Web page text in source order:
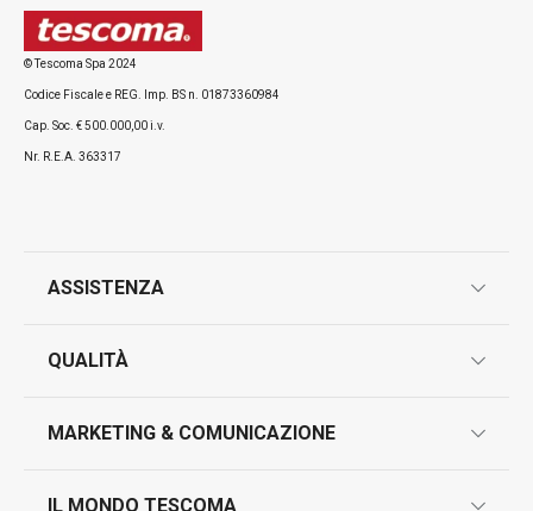
Tutti i prodotti della linea FRESHBOX
© Tescoma Spa 2024
Codice Fiscale e REG. Imp. BS n. 01873360984
Cap. Soc. € 500.000,00 i.v.
Nr. R.E.A. 363317
ASSISTENZA
contatti
QUALITÀ
MARKETING & COMUNICAZIONE
IL MONDO TESCOMA